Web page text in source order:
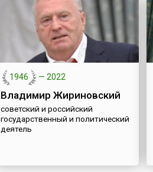
1946 —2022
Владимир Жириновский
советский и российский
государственный и политический
деятель